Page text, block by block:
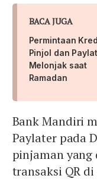
BACA JUGA
Permintaan
Pinjol dan
Melonjak saat
Ramadan
Bank Mandiri
Paylater pada
pinjaman
transaksi QR